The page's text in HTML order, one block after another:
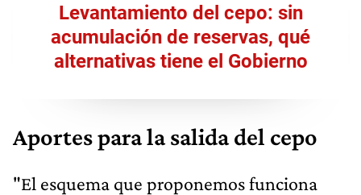
Levantamiento del cepo: sin
acumulación de reservas, qué
alternativas tiene el Gobierno
Aportes para la salida del cepo
"El esquema que proponemos funciona